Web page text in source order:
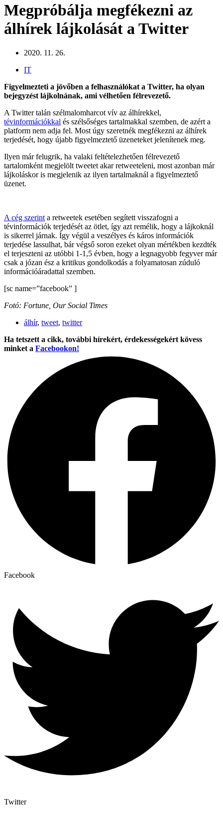
Megpróbálja megfékezni az
álhírek lájkolását a Twitter
2020. 11. 26.
IT
Figyelmezteti a jövőben a felhasználókat a Twitter, ha olyan
bejegyzést lájkolnának, ami vélhetően félrevezető.
A Twitter talán szélmalomharcot vív az álhírekkel,
tévinformációkkal és szélsőséges tartalmakkal szemben, de azért a
platform nem adja fel. Most úgy szeretnék megfékezni az álhírek
terjedését, hogy újabb figyelmeztető üzeneteket jelenítenek meg.
Ilyen már felugrik, ha valaki feltételezhetően félrevezető
tartalomként megjelölt tweetet akar retweeteleni, most azonban már
lájkoláskor is megjelenik az ilyen tartalmaknál a figyelmeztető
üzenet.
A cég szerinta retweetek esetében segített visszafogni a
tévinformációk terjedését az ötlet, így azt remélik, hogy a lájkoknál
is sikerrel járnak. Így végül a veszélyes és káros információk
terjedése lassulhat, bár végső soron ezeket olyan mértékben kezdték
el terjeszteni az utóbbi 1-1,5 évben, hogy a legnagyobb fegyver már
csak a józan ész a kritikus gondolkodás a folyamatosan zúduló
információáradattal szemben.
[sc name=”facebook” ]
Fotó: Fortune, Our Social Times
álhír, tweet, twitter
Ha tetszett a cikk, további hírekért, érdekességekért kövess
minket a Facebookon!
Facebook
Twitter